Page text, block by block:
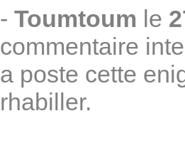
- Toumtoum le
commentaire
a poste cette
rhabiller.